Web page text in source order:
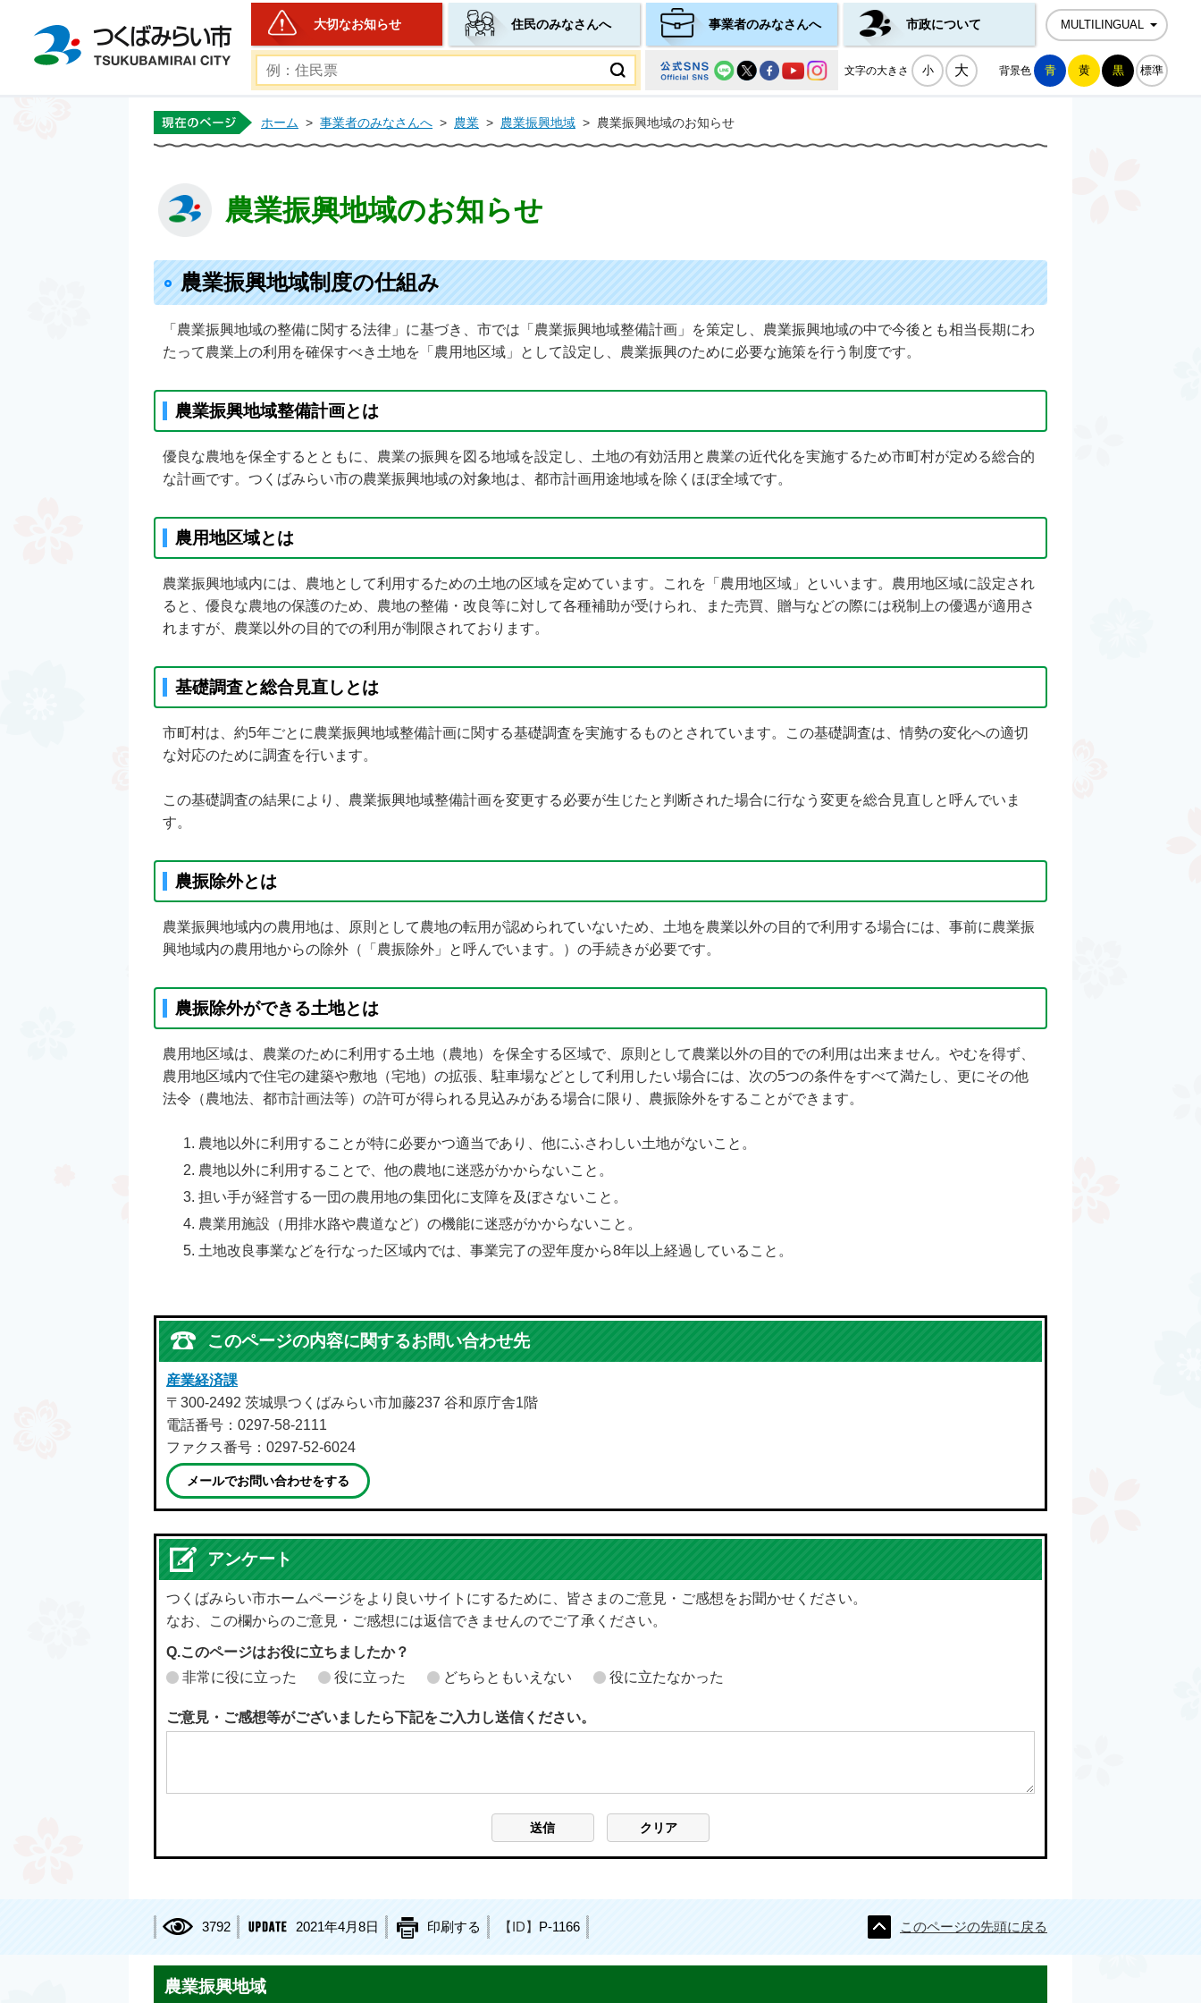
つくばみらい市公式ホームページ
大切なお知らせ 住民のみなさんへ 事業者のみなさんへ 市政について MULTILINGUAL
文字の大きさ 小 大 背景色 青 黄 黒 標準
ホーム > 事業者のみなさんへ > 農業 > 農業振興地域 > 農業振興地域のお知らせ
農業振興地域のお知らせ
農業振興地域制度の仕組み
「農業振興地域の整備に関する法律」に基づき、市では「農業振興地域整備計画」を策定し、農業振興地域の中で今後とも相当長期にわ
たって農業上の利用を確保すべき土地を「農用地区域」として設定し、農業振興のために必要な施策を行う制度です。
農業振興地域整備計画とは
優良な農地を保全するとともに、農業の振興を図る地域を設定し、土地の有効活用と農業の近代化を実施するため市町村が定める総合的
な計画です。つくばみらい市の農業振興地域の対象地は、都市計画用途地域を除くほぼ全域です。
農用地区域とは
農業振興地域内には、農地として利用するための土地の区域を定めています。これを「農用地区域」といいます。農用地区域に設定され
ると、優良な農地の保護のため、農地の整備・改良等に対して各種補助が受けられ、また売買、贈与などの際には税制上の優遇が適用さ
れますが、農業以外の目的での利用が制限されております。
基礎調査と総合見直しとは
市町村は、約5年ごとに農業振興地域整備計画に関する基礎調査を実施するものとされています。この基礎調査は、情勢の変化への適切
な対応のために調査を行います。
この基礎調査の結果により、農業振興地域整備計画を変更する必要が生じたと判断された場合に行なう変更を総合見直しと呼んでいま
す。
農振除外とは
農業振興地域内の農用地は、原則として農地の転用が認められていないため、土地を農業以外の目的で利用する場合には、事前に農業振
興地域内の農用地からの除外（「農振除外」と呼んでいます。）の手続きが必要です。
農振除外ができる土地とは
農用地区域は、農業のために利用する土地（農地）を保全する区域で、原則として農業以外の目的での利用は出来ません。やむを得ず、
農用地区域内で住宅の建築や敷地（宅地）の拡張、駐車場などとして利用したい場合には、次の5つの条件をすべて満たし、更にその他
法令（農地法、都市計画法等）の許可が得られる見込みがある場合に限り、農振除外をすることができます。
農地以外に利用することが特に必要かつ適当であり、他にふさわしい土地がないこと。
農地以外に利用することで、他の農地に迷惑がかからないこと。
担い手が経営する一団の農用地の集団化に支障を及ぼさないこと。
農業用施設（用排水路や農道など）の機能に迷惑がかからないこと。
土地改良事業などを行なった区域内では、事業完了の翌年度から8年以上経過していること。
このページの内容に関するお問い合わせ先
産業経済課
〒300-2492 茨城県つくばみらい市加藤237 谷和原庁舎1階
電話番号：0297-58-2111
ファクス番号：0297-52-6024
メールでお問い合わせをする
アンケート
つくばみらい市ホームページをより良いサイトにするために、皆さまのご意見・ご感想をお聞かせください。
なお、この欄からのご意見・ご感想には返信できませんのでご了承ください。
Q.このページはお役に立ちましたか？
非常に役に立った
役に立った どちらともいえない 役に立たなかった
ご意見・ご感想等がございましたら下記をご入力し送信ください。
3792 2021年4月8日 印刷する 【ID】 P-1166 このページの先頭に戻る
農業振興地域